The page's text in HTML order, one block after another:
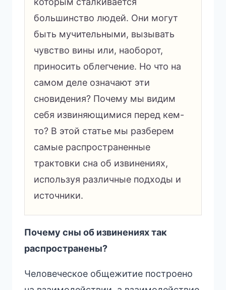
большинство людей. Они могут
быть мучительными, вызывать
чувство вины или, наоборот,
приносить облегчение. Но что на
самом деле означают эти
сновидения? Почему мы видим
себя извиняющимися перед кем-
то? В этой статье мы разберем
самые распространенные
трактовки сна об извинениях,
используя различные подходы и
источники.
Почему сны об извинениях так
распространены?
Человеческое общежитие построено